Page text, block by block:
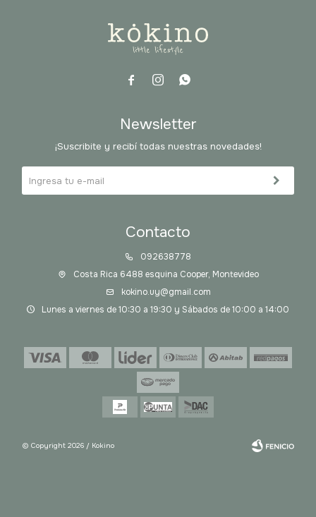
  
Contacto
092638778
Costa Rica 6488 esquina Cooper, Montevideo
kokino.uy@gmail.com
Lunes a viernes de 10:30 a 19:30 y Sábados de 10:00 a 14:00
Newsletter
¡Suscribite y recibí todas nuestras novedades!
© Copyright 2026 / Kokino